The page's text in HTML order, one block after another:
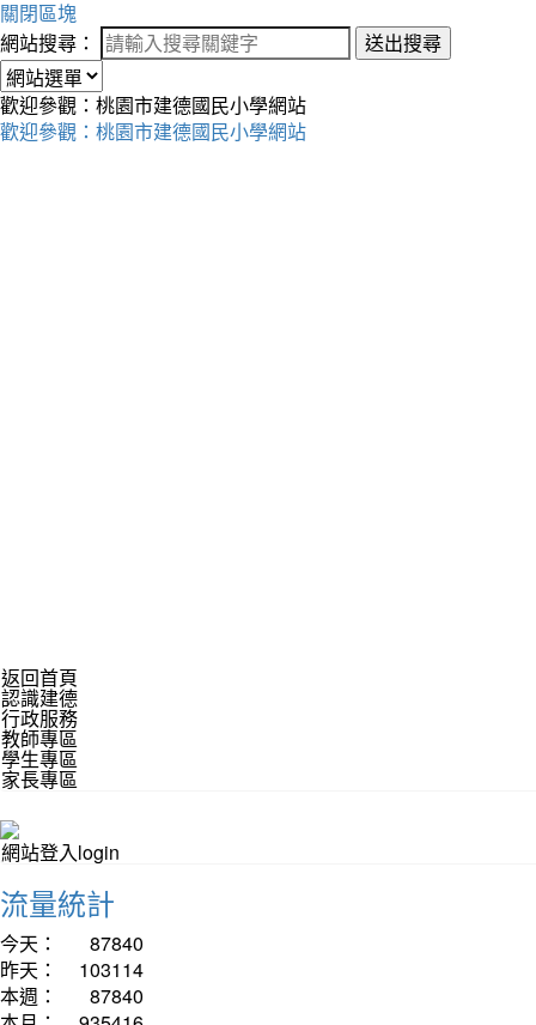
關閉區塊
網站搜尋：
送出搜尋
歡迎參觀：桃園市建德國民小學網站
歡迎參觀：桃園市建德國民小學網站
返回首頁
認識建德
行政服務
教師專區
學生專區
家長專區
網站登入login
流量統計
今天：
87840
昨天：
103114
本週：
87840